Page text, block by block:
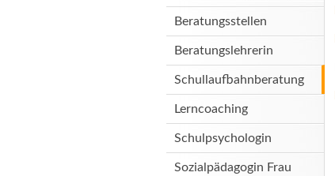
Beratungsstellen
Beratungslehrerin
Schullaufbahnberatung
Lerncoaching
Schulpsychologin
Sozialpädagogin Frau